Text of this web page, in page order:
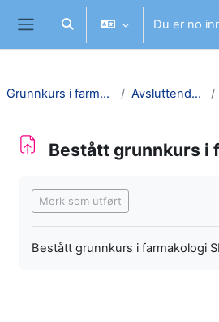
Gå til hovudinnhaldet
Sidepanel
Veksle inndata for søk
Du er no
Grunnkurs i farmakologi SI Avsluttende prøve
Bestått grunnkurs i
Merk som utført
Bestått grunnkurs i farmakologi SI